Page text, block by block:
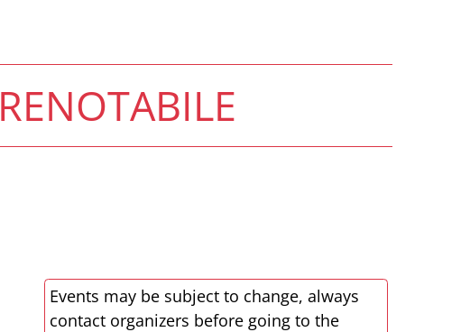
Events may be subject to change, always
contact organizers before going to the